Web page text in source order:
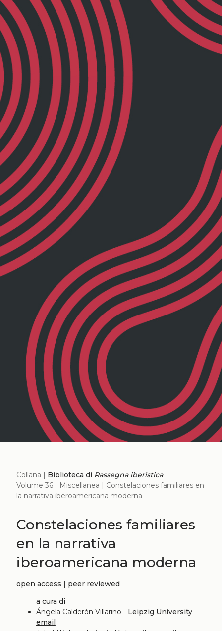
Collana | Biblioteca di Rassegna iberistica
Volume 36 | Miscellanea | Constelaciones familiares en
la narrativa iberoamericana moderna
Constelaciones familiares
en la narrativa
iberoamericana moderna
open access | peer reviewed
a cura di
Ángela Calderón Villarino - Leipzig University-
email